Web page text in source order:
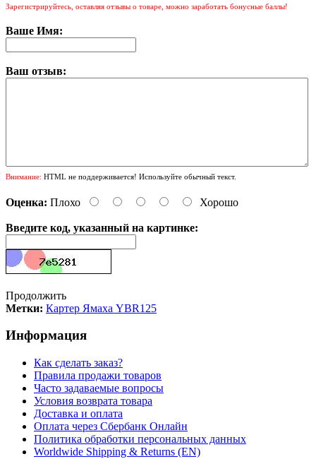
Зарегистрируйтесь, оставляя отзывы о товаре, можно заработать бонусные баллы!
Ваше Имя:
Ваш отзыв:
Внимание: HTML не поддерживается! Используйте обычный текст.
Оценка: Плохо Хорошо
Введите код, указанный на картинке:
Продолжить
Метки: Картер Ямаха YBR125
Информация
Как сделать заказ?
Правила продажи товаров
Часто задаваемые вопросы
Условия возврата товара
Доставка и оплата
Оплата через Сбербанк Онлайн
Политика обработки персональных данных
Worldwide Shipping & Returns (EN)